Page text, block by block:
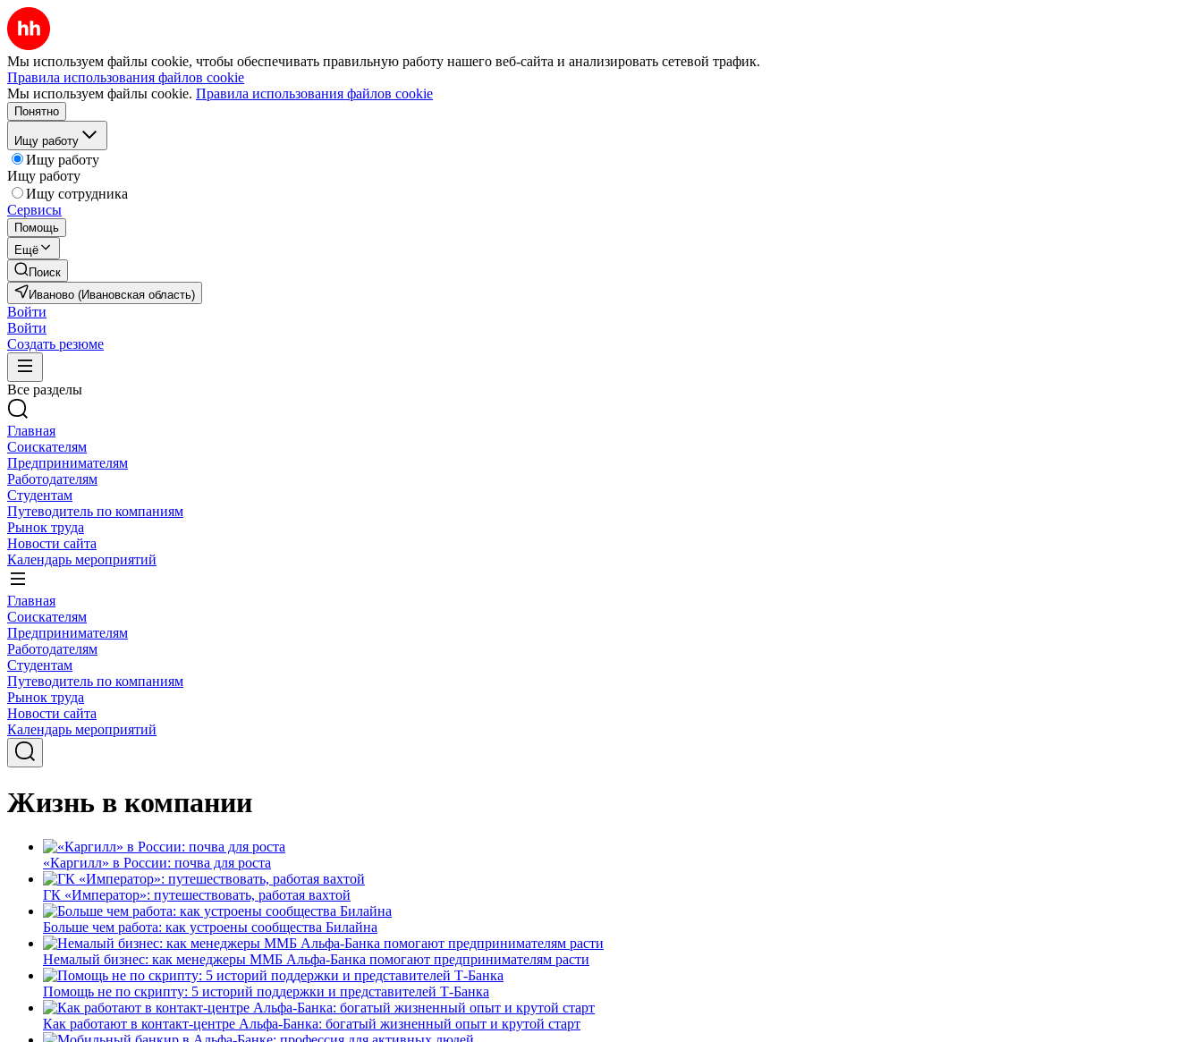
Мы используем файлы cookie, чтобы обеспечивать правильную работу нашего веб-сайта и анализировать сетевой трафик.
Правила использования файлов cookie
Мы используем файлы cookie. Правила использования файлов cookie
Понятно
Ищу работу
Ищу работу
Ищу работу
Ищу сотрудника
Сервисы
Помощь
Ещё
Поиск
Иваново (Ивановская область)
Войти
Войти
Создать резюме
Все разделы
Главная
Соискателям
Предпринимателям
Работодателям
Студентам
Путеводитель по компаниям
Рынок труда
Новости сайта
Календарь мероприятий
Главная
Соискателям
Предпринимателям
Работодателям
Студентам
Путеводитель по компаниям
Рынок труда
Новости сайта
Календарь мероприятий
Жизнь в компании
«Каргилл» в России: почва для роста
ГК «Император»: путешествовать, работая вахтой
Больше чем работа: как устроены сообщества Билайна
Немалый бизнес: как менеджеры ММБ Альфа-Банка помогают предпринимателям расти
Помощь не по скрипту: 5 историй поддержки и представителей Т-Банка
Как работают в контакт-центре Альфа-Банка: богатый жизненный опыт и крутой старт